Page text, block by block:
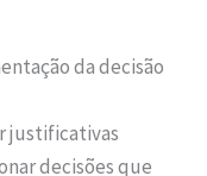
da decisão
justificativas
decisões que